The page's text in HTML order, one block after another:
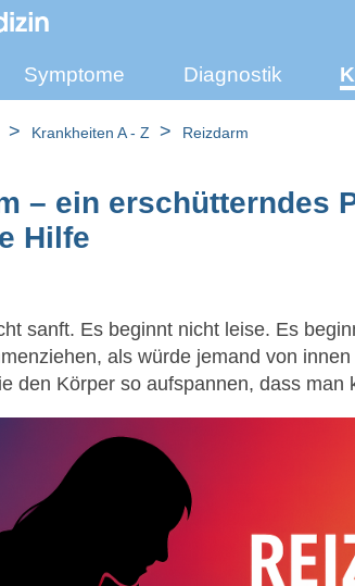
Symptome Diagnostik
> Krankheiten A - Z > Reizdarm
– ein erschütterndes
Hilfe
sanft. Es beginnt nicht leise. Es
als würde jemand von
den Körper so aufspannen, dass man